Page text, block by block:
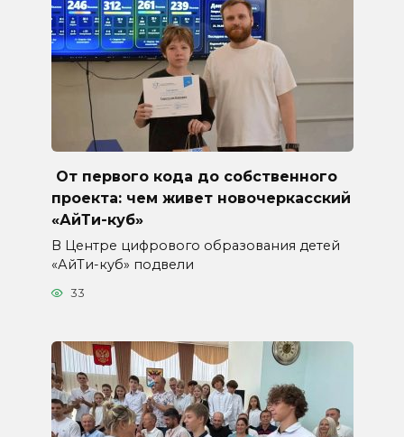
От первого кода до собственного
проекта: чем живет новочеркасский
«АйТи-куб»
В Центре цифрового образования детей
«АйТи-куб» подвели
33